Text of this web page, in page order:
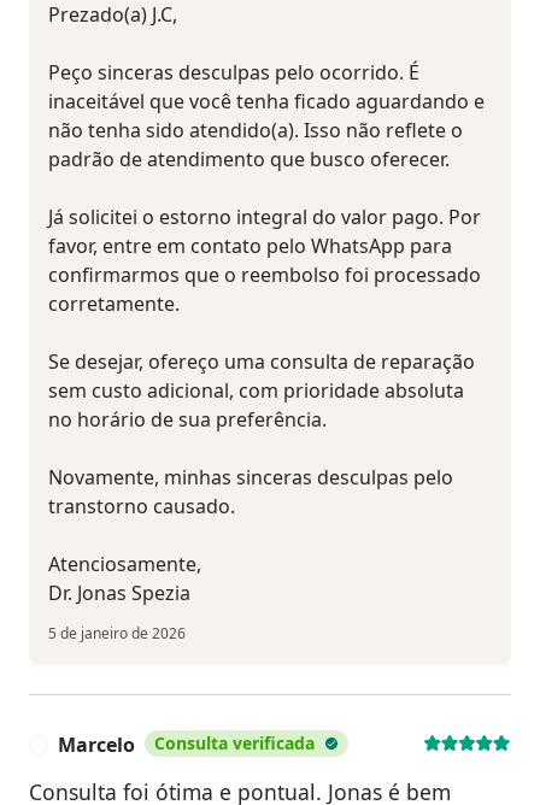
Prezado(a) J.C,
Peço sinceras desculpas pelo ocorrido. É
inaceitável que você tenha ficado aguardando e
não tenha sido atendido(a). Isso não reflete o
padrão de atendimento que busco oferecer.
Já solicitei o estorno integral do valor pago. Por
favor, entre em contato pelo WhatsApp para
confirmarmos que o reembolso foi processado
corretamente.
Se desejar, ofereço uma consulta de reparação
sem custo adicional, com prioridade absoluta
no horário de sua preferência.
Novamente, minhas sinceras desculpas pelo
transtorno causado.
Atenciosamente,
Dr. Jonas Spezia
5 de janeiro de 2026
Marcelo Consulta verificada
Consulta foi ótima e pontual. Jonas é bem